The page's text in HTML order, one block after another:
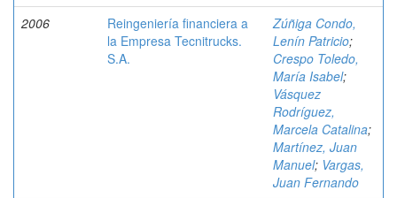
2006
Reingeniería financiera a
la Empresa Tecnitrucks.
S.A.
Zúñiga Condo,
Lenín Patricio;
Crespo Toledo,
María Isabel;
Vásquez
Rodríguez,
Marcela Catalina;
Martínez, Juan
Manuel; Vargas,
Juan Fernando